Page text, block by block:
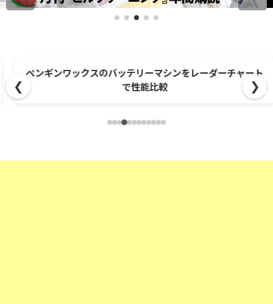
ペンギンワックスのバッテリーマシンをレーダーチャート
で性能比較
❮ ❯